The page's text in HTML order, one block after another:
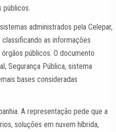
públicos.
administrados pela Celepar,
as informações
públicos. O documento
Segurança Pública, sistema
bases consideradas
A representação pede que a
soluções em nuvem híbrida,